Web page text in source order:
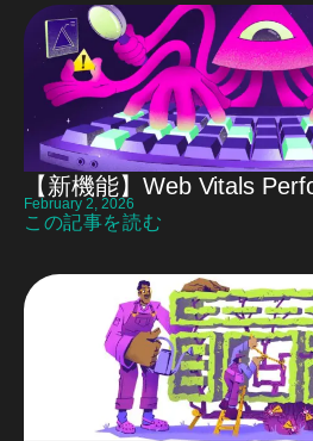
【新機能】Web Vitals
February 2, 2026
この記事を読む